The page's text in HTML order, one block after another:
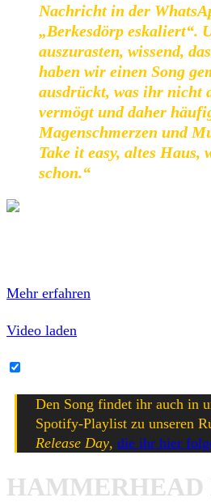
Nachricht in der
„Berkesdörp eskaliert“.
auszurasten, wissend,
haben wir einen Song
ausdrückt, was ihr nicht
vermögt und daher
Magenschmerzen und
Take it easy, altes Haus,
schon.“
Mehr erfahren
Video laden
Den Song findet ihr auch in
Spotify-Playlist zu unseren
Release Day, die ihr hier
HAMMERHEAD